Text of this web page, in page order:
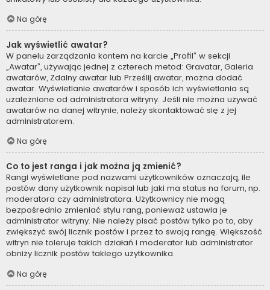
Na górę
Jak wyświetlić awatar?
W panelu zarządzania kontem na karcie „Profil” w sekcji
„Awatar”, używając jednej z czterech metod: Gravatar, Galeria
awatarów, Zdalny awatar lub Prześlij awatar, można dodać
awatar. Wyświetlanie awatarów i sposób ich wyświetlania są
uzależnione od administratora witryny. Jeśli nie można używać
awatarów na danej witrynie, należy skontaktować się z jej
administratorem.
Na górę
Co to jest ranga i jak można ją zmienić?
Rangi wyświetlane pod nazwami użytkowników oznaczają, ile
postów dany użytkownik napisał lub jaki ma status na forum, np.
moderatora czy administratora. Użytkownicy nie mogą
bezpośrednio zmieniać stylu rang, ponieważ ustawia je
administrator witryny. Nie należy pisać postów tylko po to, aby
zwiększyć swój licznik postów i przez to swoją rangę. Większość
witryn nie toleruje takich działań i moderator lub administrator
obniży licznik postów takiego użytkownika.
Na górę